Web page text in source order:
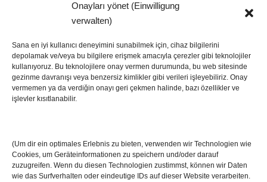
Onayları yönet (Einwilligung
verwalten)
Sana en iyi kullanıcı deneyimini sunabilmek için, cihaz bilgilerini
depolamak ve/veya bu bilgilere erişmek amacıyla çerezler gibi teknolojiler
kullanıyoruz. Bu teknolojilere onay vermen durumunda, bu web sitesinde
gezinme davranışı veya benzersiz kimlikler gibi verileri işleyebiliriz. Onay
vermemen ya da verdiğin onayı geri çekmen halinde, bazı özellikler ve
işlevler kısıtlanabilir.
(Um dir ein optimales Erlebnis zu bieten, verwenden wir Technologien wie
Cookies, um Geräteinformationen zu speichern und/oder darauf
zuzugreifen. Wenn du diesen Technologien zustimmst, können wir Daten
wie das Surfverhalten oder eindeutige IDs auf dieser Website verarbeiten.
SON HABERLER
İstanbul’da Avrupa Ligi Finali: Freiburg ve Aston
Villa Boğaz’da Tarih Yazmaya Hazırlanıyor
08 May 2026
17 Nis 2026